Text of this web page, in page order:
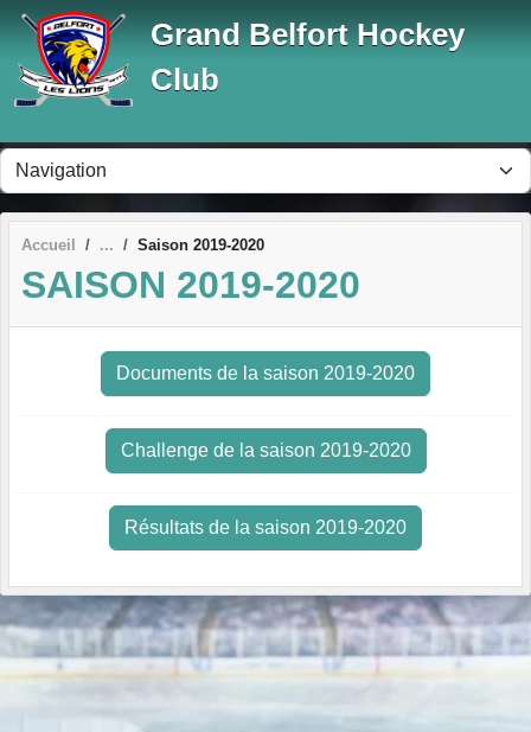
Grand Belfort Hockey
Club
Accueil Saison 2019-2020
SAISON 2019-2020
Documents de la saison 2019-2020
Challenge de la saison 2019-2020
Résultats de la saison 2019-2020
Panneau de gestion des cookies